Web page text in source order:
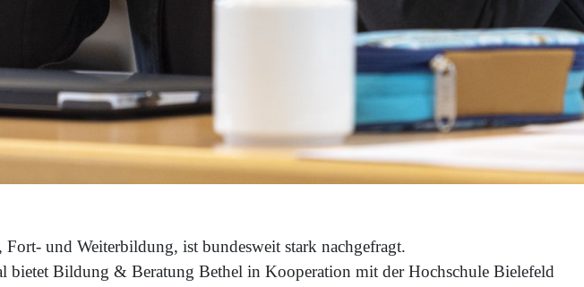
und Weiterbildung, ist bundesweit stark nachgefragt.
bietet Bildung & Beratung Bethel in Kooperation mit der Hochschule Bielefeld